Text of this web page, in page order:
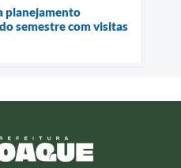
planejamento
semestre com visitas